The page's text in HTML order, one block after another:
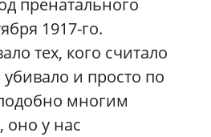
пренатального
1917-го.
тех, кого считало
и просто по
многим
у нас